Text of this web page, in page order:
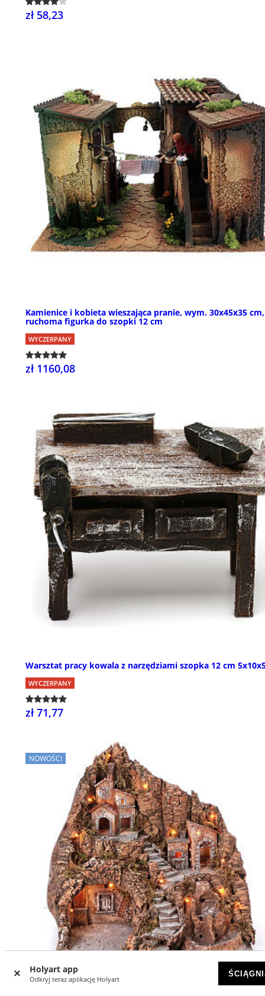
Holyart app
Odkryj teraz aplikację Holyart
zł 58,23
Kamienice i kobieta wieszająca pranie, wym. 30x45x35 cm,
ruchoma figurka do szopki 12 cm
WYCZERPANY
zł 1160,08
Warsztat pracy kowala z narzędziami szopka 12 cm
WYCZERPANY
zł 71,77
NOWOŚCI